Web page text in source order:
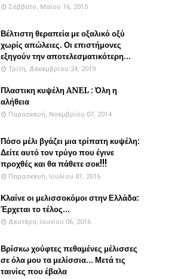
Σάββατο, Μαΐου 16, 2015
Βέλτιστη θεραπεία με οξαλικό οξύ
χωρίς απώλειες. Οι επιστήμονες
εξηγούν την αποτελεσματικότερη...
Τρίτη, Δεκεμβρίου 24, 2019
Πλαστικη κυψέλη ANEL : Όλη η
αλήθεια
Παρασκευή, Νοεμβρίου 07, 2014
Πόσο μέλι βγάζει μια τρίπατη κυψέλη:
Δείτε αυτό τον τρύγο που έγινε
προχθές και θα πάθετε σοκ!!!
Παρασκευή, Ιουλίου 01, 2016
Κλαίνε οι μελισσοκόμοι στην Ελλάδα:
Έρχεται το τέλος...
Δευτέρα, Ιουνίου 06, 2016
Βρίσκω χούφτες πεθαμένες μέλισσες
σε όλα μου τα μελίσσια... Μετά τις
ταινίες που έβαλα